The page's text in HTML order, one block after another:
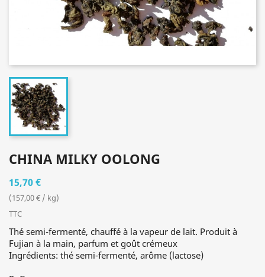
CHINA MILKY OOLONG
15,70 €
(157,00 € / kg)
TTC
Thé semi-fermenté, chauffé à la vapeur de lait. Produit à
Fujian à la main, parfum et goût crémeux
Ingrédients: thé semi-fermenté, arôme (lactose)